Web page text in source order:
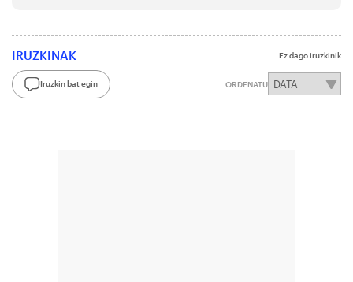
IRUZKINAK Ez dago iruzkinik
Iruzkin bat egin ORDENATU